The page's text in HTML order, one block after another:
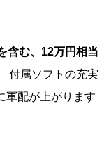
含む、12万円相当
付属ソフトの充実
軍配が上がります